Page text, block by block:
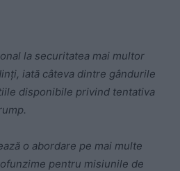
la securitatea mai multor
iată câteva dintre gândurile
disponibile privind tentativa
o abordare pe mai multe
pentru misiunile de